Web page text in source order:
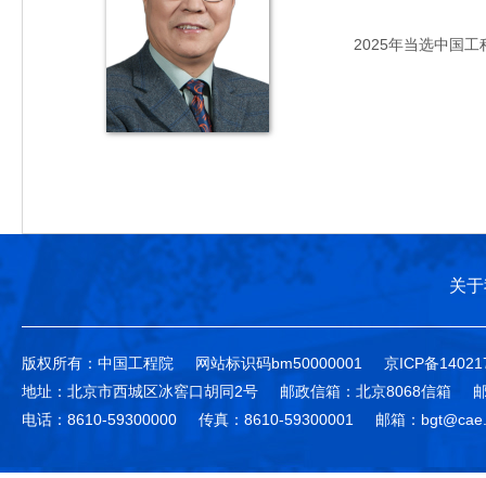
2025年当选中国工
关
版权所有：中国工程院 网站标识码bm50000001
京ICP备
地址：北京市西城区冰窖口胡同2号
邮政信箱：北京8068信箱
电话：8610-59300000
传真：8610-59300001 邮箱：